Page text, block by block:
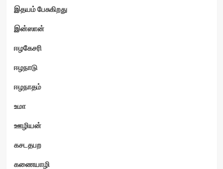
இதயம் பேசுகிறது
இன்ஸான்
ஈழகேசரி
ஈழநாடு
ஈழநாதம்
உமா
ஊழியன்
கசடதபற
கணையாழி